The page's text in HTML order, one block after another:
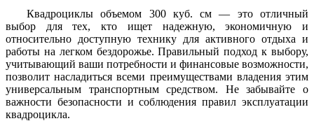
Квадроциклы объемом 300 куб. см — это отличный
выбор для тех, кто ищет надежную, экономичную и
относительно доступную технику для активного отдыха и
работы на легком бездорожье. Правильный подход к выбору,
учитывающий ваши потребности и финансовые возможности,
позволит насладиться всеми преимуществами владения этим
универсальным транспортным средством. Не забывайте о
важности безопасности и соблюдения правил эксплуатации
квадроцикла.